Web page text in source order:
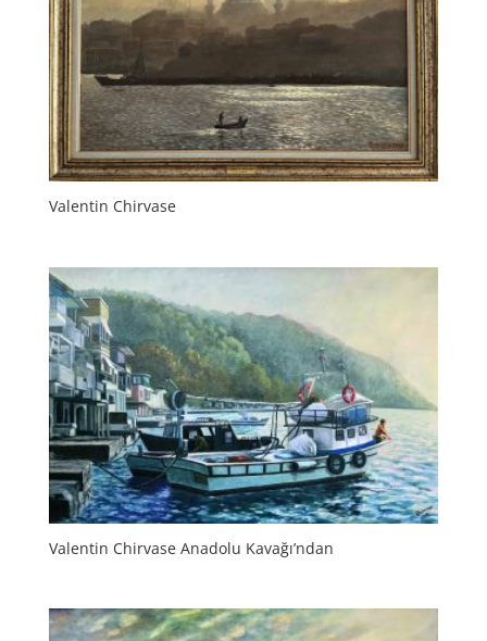
Valentin Chirvase
Valentin Chirvase Anadolu Kavağı’ndan